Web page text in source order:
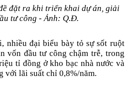
đặt ra khi triển khai dự án, giải
tư công - Ảnh: Q.Đ.
nhiều đại biểu bày tỏ sự sốt ruột
vốn đầu tư công chậm trễ, trong
tỉ đồng ở kho bạc nhà nước và
với lãi suất chỉ 0,8%/năm.